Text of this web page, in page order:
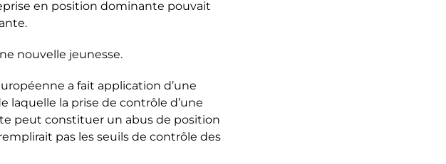
en position dominante pouvait
nouvelle jeunesse.
a fait application d’une
laquelle la prise de contrôle d’une
peut constituer un abus de position
pas les seuils de contrôle des